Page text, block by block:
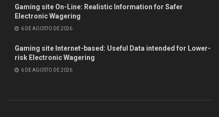
Gaming site On-Line: Realistic Information for Safer
Electronic Wagering
6 DE AGOSTO DE 2026
Gaming site Internet-based: Useful Data intended for Lower-
risk Electronic Wagering
6 DE AGOSTO DE 2026